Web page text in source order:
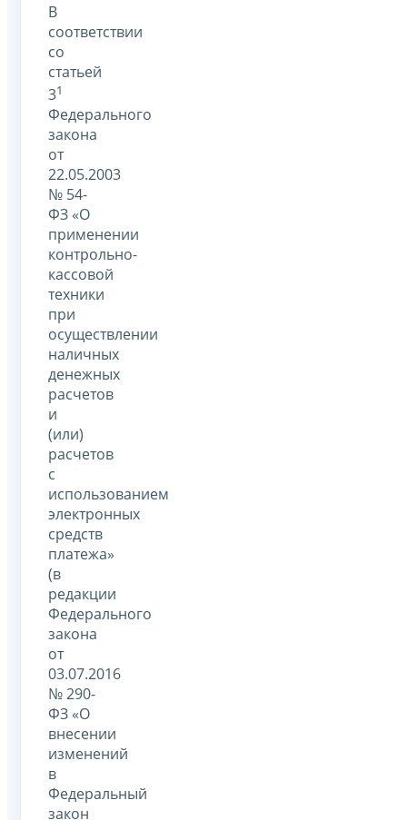
В
соответствии
со
статьей
31
Федерального
закона
от
22.05.2003
№ 54-
ФЗ «О
применении
контрольно-
кассовой
техники
при
осуществлении
наличных
денежных
расчетов
и
(или)
расчетов
с
использованием
электронных
средств
платежа»
(в
редакции
Федерального
закона
от
03.07.2016
№ 290-
ФЗ «О
внесении
изменений
в
Федеральный
закон